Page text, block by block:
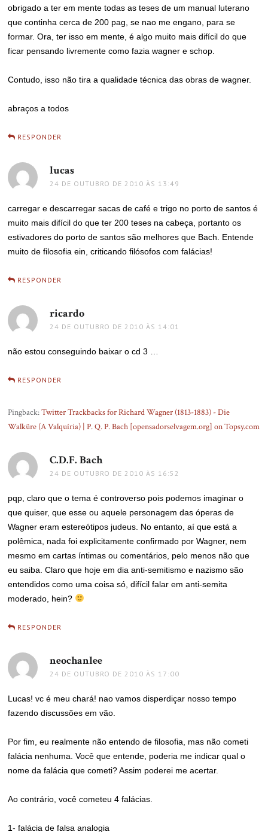
obrigado a ter em mente todas as teses de um manual luterano
que continha cerca de 200 pag, se nao me engano, para se
formar. Ora, ter isso em mente, é algo muito mais difícil do que
ficar pensando livremente como fazia wagner e schop.
Contudo, isso não tira a qualidade técnica das obras de wagner.
abraços a todos
RESPONDER
lucas
24 DE OUTUBRO DE 2010 ÀS 13:49
carregar e descarregar sacas de café e trigo no porto de santos é
muito mais difícil do que ter 200 teses na cabeça, portanto os
estivadores do porto de santos são melhores que Bach. Entende
muito de filosofia ein, criticando filósofos com falácias!
RESPONDER
ricardo
24 DE OUTUBRO DE 2010 ÀS 14:01
não estou conseguindo baixar o cd 3 …
RESPONDER
Pingback:Twitter Trackbacks for Richard Wagner (1813-1883) - Die
Walküre (A Valquíria) | P. Q. P. Bach [opensadorselvagem.org] on Topsy.com
C.D.F. Bachdisse:
24 DE OUTUBRO DE 2010 ÀS 16:52
pqp, claro que o tema é controverso pois podemos imaginar o
que quiser, que esse ou aquele personagem das óperas de
Wagner eram estereótipos judeus. No entanto, aí que está a
polêmica, nada foi explicitamente confirmado por Wagner, nem
mesmo em cartas íntimas ou comentários, pelo menos não que
eu saiba. Claro que hoje em dia anti-semitismo e nazismo são
entendidos como uma coisa só, difícil falar em anti-semita
moderado, hein?
RESPONDER
neochanlee
24 DE OUTUBRO DE 2010 ÀS 17:00
Lucas! vc é meu chará! nao vamos disperdiçar nosso tempo
fazendo discussões em vão.
Por fim, eu realmente não entendo de filosofia, mas não cometi
falácia nenhuma. Você que entende, poderia me indicar qual o
nome da falácia que cometi? Assim poderei me acertar.
Ao contrário, você cometeu 4 falácias.
1- falácia de falsa analogia